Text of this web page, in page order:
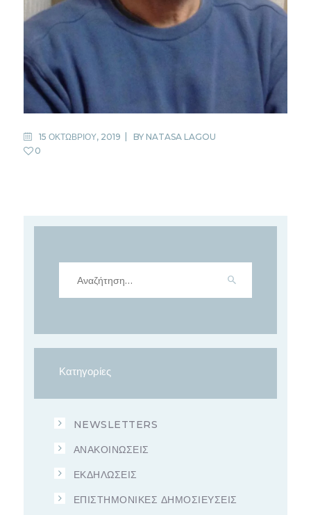
15 ΟΚΤΩΒΡΙΟΥ, 2019 BY NATASA LAGOU
0
Κατηγορίες
NEWSLETTERS
ΑΝΑΚΟΙΝΩΣΕΙΣ
ΕΚΔΗΛΩΣΕΙΣ
ΕΠΙΣΤΗΜΟΝΙΚΕΣ ΔΗΜΟΣΙΕΥΣΕΙΣ